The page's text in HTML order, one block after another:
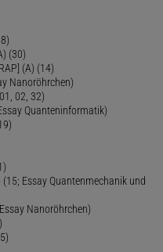
(30)
(A) (14)
Nanoröhrchen)
02, 32)
Quanteninformatik)
(15; Essay Quantenmechanik und
Nanoröhrchen)